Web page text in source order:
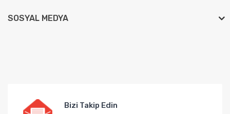
SOSYAL MEDYA
Bizi Takip Edin